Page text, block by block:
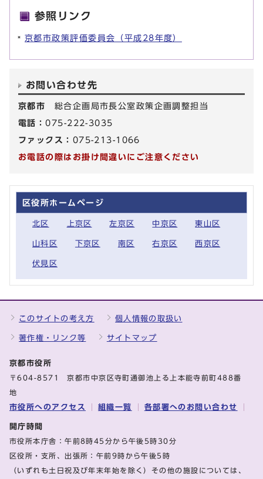
参照リンク
京都市政策評価委員会（平成28年度）
お問い合わせ先
京都市 総合企画局市長公室政策企画調整担当
電話：075-222-3035
ファックス： 075-213-1066
お電話の際はお掛け間違いにご注意ください
区役所ホームページ
北区 上京区 左京区 中京区 東山区
山科区 下京区 南区 右京区 西京区
伏見区
このサイトの考え方 個人情報の取扱い
著作権・リンク等 サイトマップ
京都市役所
〒604-8571 京都市中京区寺町通御池上る上本能寺前町488番
地
市役所へのアクセス 組織一覧 各部署へのお問い合わせ
開庁時間
市役所本庁舎：午前8時45分から午後5時30分
区役所・支所、出張所：午前9時から午後5時
（いずれも土日祝及び年末年始を除く）その他の施設については、